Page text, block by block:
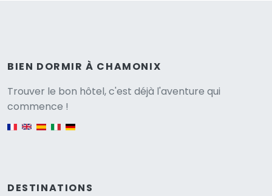
BIEN DORMIR À CHAMONIX
Trouver le bon hôtel, c'est déjà l'aventure qui
commence !
DESTINATIONS